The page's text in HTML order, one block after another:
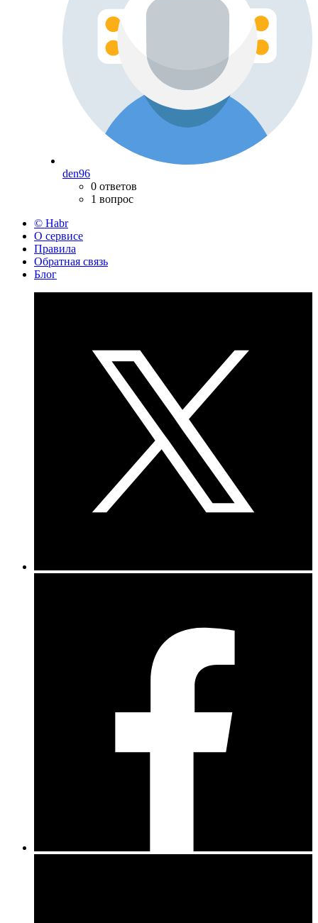
den96
0 ответов
1 вопрос
© Habr
О сервисе
Правила
Обратная связь
Блог